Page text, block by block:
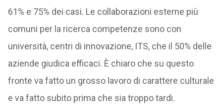
61% e 75% dei casi. Le collaborazioni esterne più
comuni per la ricerca competenze sono con
università, centri di innovazione, ITS, che il 50% delle
aziende giudica efficaci. È chiaro che su questo
fronte va fatto un grosso lavoro di carattere culturale
e va fatto subito prima che sia troppo tardi.